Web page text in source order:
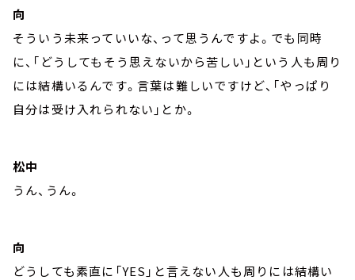
向
そういう未来っていいな、って思うんですよ。でも同時
に、「どうしてもそう思えないから苦しい」という人も周り
には結構いるんです。言葉は難しいですけど、「やっぱり
自分は受け入れられない」とか。
松中
うん、うん。
向
どうしても素直に「YES」と言えない人も周りには結構い